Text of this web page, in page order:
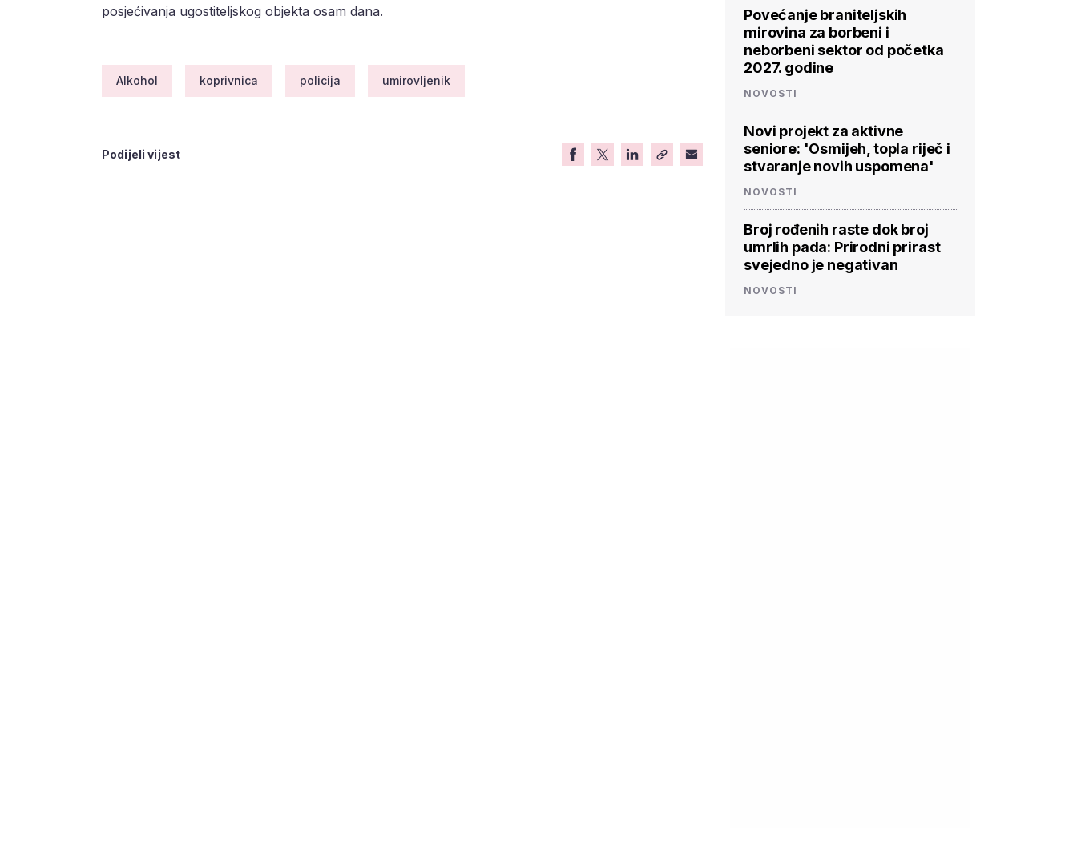
posjećivanja ugostiteljskog objekta osam dana.
Alkohol koprivnica policija umirovljenik
Podijeli vijest
Povećanje braniteljskih
mirovina za borbeni i
neborbeni sektor od početka
2027. godine
NOVOSTI
Novi projekt za aktivne
seniore: 'Osmijeh, topla riječ i
stvaranje novih uspomena'
NOVOSTI
Broj rođenih raste dok broj
umrlih pada: Prirodni prirast
svejedno je negativan
NOVOSTI